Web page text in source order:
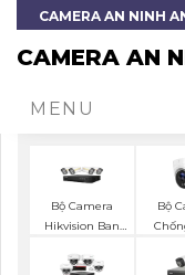
CAMERA AN NINH
CAMERA AN
MENU
Bộ Camera
Hikvision Ban
Bộ